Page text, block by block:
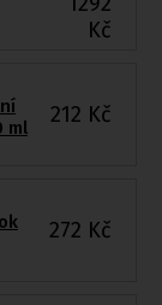
Kč
ml
212 Kč
272 Kč